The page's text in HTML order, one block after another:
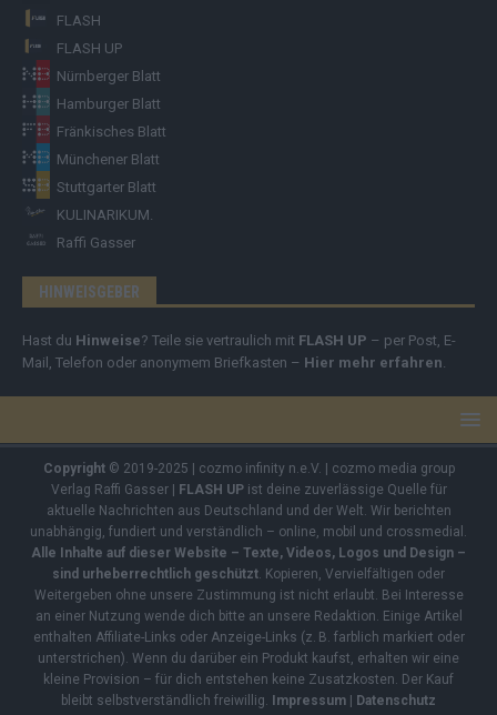
FLASH
FLASH UP
Nürnberger Blatt
Hamburger Blatt
Fränkisches Blatt
Münchener Blatt
Stuttgarter Blatt
KULINARIKUM.
Raffi Gasser
HINWEISGEBER
Hast du Hinweise? Teile sie vertraulich mit FLASH UP – per Post, E-
Mail, Telefon oder anonymem Briefkasten – Hier mehr erfahren
Copyright© 2019-2025 | cozmo infinity n.e.V. | cozmo media group
Verlag Raffi Gasser | FLASH UPist deine zuverlässige Quelle für
aktuelle Nachrichten aus Deutschland und der Welt. Wir berichten
unabhängig, fundiert und verständlich – online, mobil und crossmedial.
Alle Inhalte auf dieser Website – Texte, Videos, Logos und Design –
sind urheberrechtlich geschützt . Kopieren, Vervielfältigen oder
Weitergeben ohne unsere Zustimmung ist nicht erlaubt. Bei Interesse
an einer Nutzung wende dich bitte an unsere Redaktion. Einige Artikel
enthalten Affiliate-Links oder Anzeige-Links (z. B. farblich markiert oder
unterstrichen). Wenn du darüber ein Produkt kaufst, erhalten wir eine
kleine Provision – für dich entstehen keine Zusatzkosten. Der Kauf
bleibt selbstverständlich freiwillig. Impressum | Datenschutz